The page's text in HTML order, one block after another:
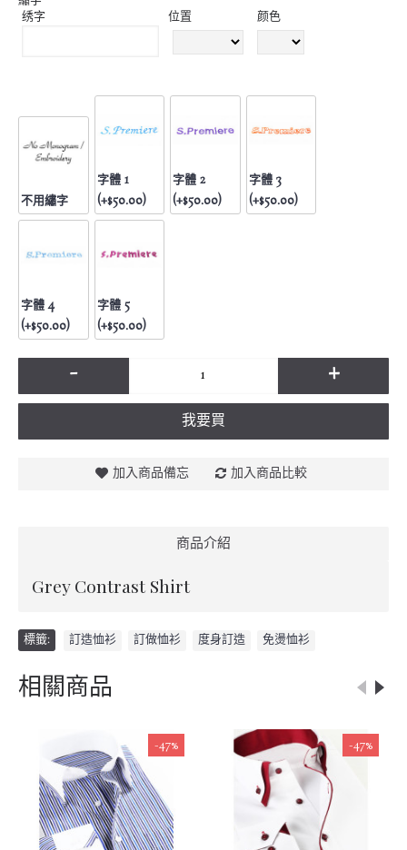
绣字
位置 颜色
不用繡字
字體 1
(+$50.00)
字體 2
(+$50.00)
字體 3
(+$50.00)
字體 4
(+$50.00)
字體 5
(+$50.00)
- +
我要買
加入商品備忘 加入商品比較
商品介紹
Grey Contrast Shirt
標籤: 訂造恤衫 訂做恤衫 度身訂造 免燙恤衫
相關商品
-47% -47%